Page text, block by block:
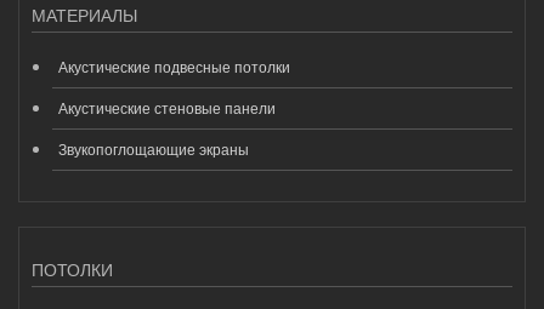
МАТЕРИАЛЫ
Акустические подвесные потолки
Акустические стеновые панели
Звукопоглощающие экраны
ПОТОЛКИ